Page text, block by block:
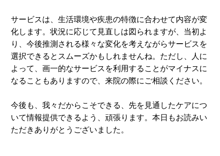
サービスは、生活環境や疾患の特徴に合わせて内容が変
化します。状況に応じて見直しは図られますが、当初よ
り、今後推測される様々な変化を考えながらサービスを
選択できるとスムーズかもしれませんね。ただし、人に
よって、画一的なサービスを利用することがマイナスに
なることもありますので、来院の際にご相談ください。
今後も、我々だからこそできる、先を見通したケアにつ
いて情報提供できるよう、頑張ります。本日もお読みい
ただきありがとうございました。